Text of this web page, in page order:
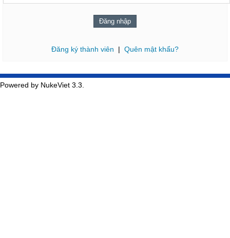
Đăng ký thành viên | Quên mật khẩu?
Powered by NukeViet 3.3.